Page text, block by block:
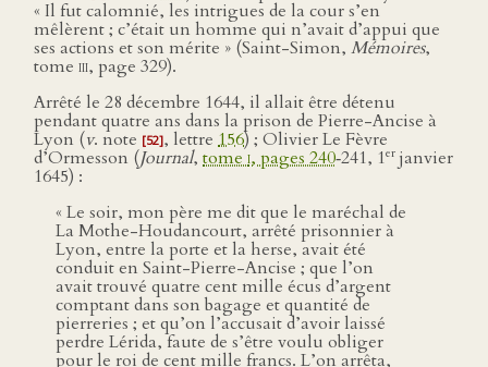
« Il fut calomnié, les intrigues de la cour s’en
mêlèrent ; c’était un homme qui n’avait d’appui que
ses actions et son mérite » (Saint-Simon, Mémoires,
tome iii, page 329).
Arrêté le 28 décembre 1644, il allait être détenu
pendant quatre ans dans la prison de Pierre-Ancise à
Lyon (v. note [52], lettre 156) ; Olivier Le Fèvre
d’Ormesson (Journal, tome i, pages 240‑241, 1er janvier
1645) :
« Le soir, mon père me dit que le maréchal de
La Mothe-Houdancourt, arrêté prisonnier à
Lyon, entre la porte et la herse, avait été
conduit en Saint-Pierre-Ancise ; que l’on
avait trouvé quatre cent mille écus d’argent
comptant dans son bagage et quantité de
pierreries ; et qu’on l’accusait d’avoir laissé
perdre Lérida, faute de s’être voulu obliger
pour le roi de cent mille francs. L’on arrêta,